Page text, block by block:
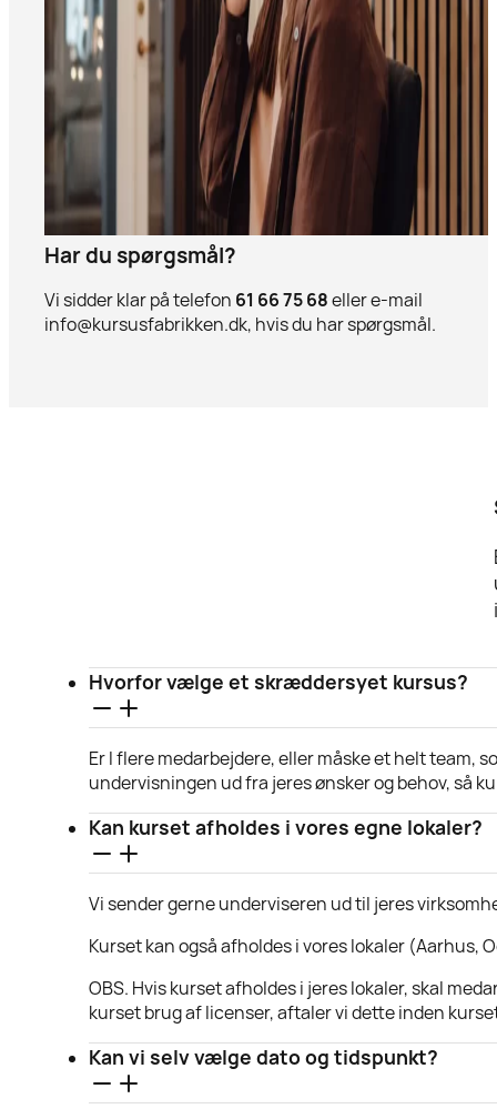
Har du spørgsmål?
Vi sidder klar på telefon 61 66 75 68eller e-mail
info@kursusfabrikken.dk, hvis du har spørgsmål.
Hvorfor vælge et skræddersyet kursus?
Er I flere medarbejdere, eller måske et helt
undervisningen ud fra jeres ønsker og behov, så
Kan kurset afholdes i vores egne lokaler?
Vi sender gerne underviseren ud til jeres
Kurset kan også afholdes i vores lokaler (Aarhus,
OBS. Hvis kurset afholdes i jeres lokaler, skal
kurset brug af licenser, aftaler vi dette inden
Kan vi selv vælge dato og tidspunkt?